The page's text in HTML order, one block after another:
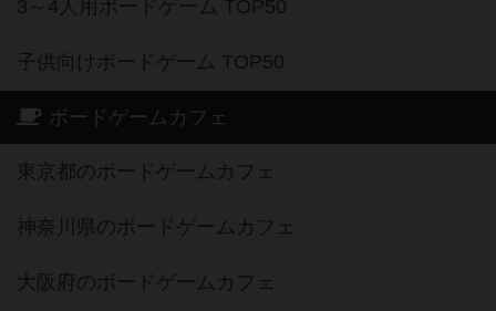
3～4人用ボードゲーム TOP50
子供向けボードゲーム TOP50
ボードゲームカフェ
東京都のボードゲームカフェ
神奈川県のボードゲームカフェ
大阪府のボードゲームカフェ